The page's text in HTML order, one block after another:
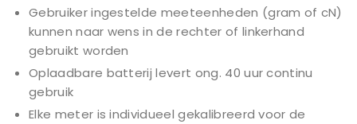
Gebruiker ingestelde meeteenheden (gram of cN)
kunnen naar wens in de rechter of linkerhand
gebruikt worden
Oplaadbare batterij levert ong. 40 uur continu
gebruik
Elke meter is individueel gekalibreerd voor de